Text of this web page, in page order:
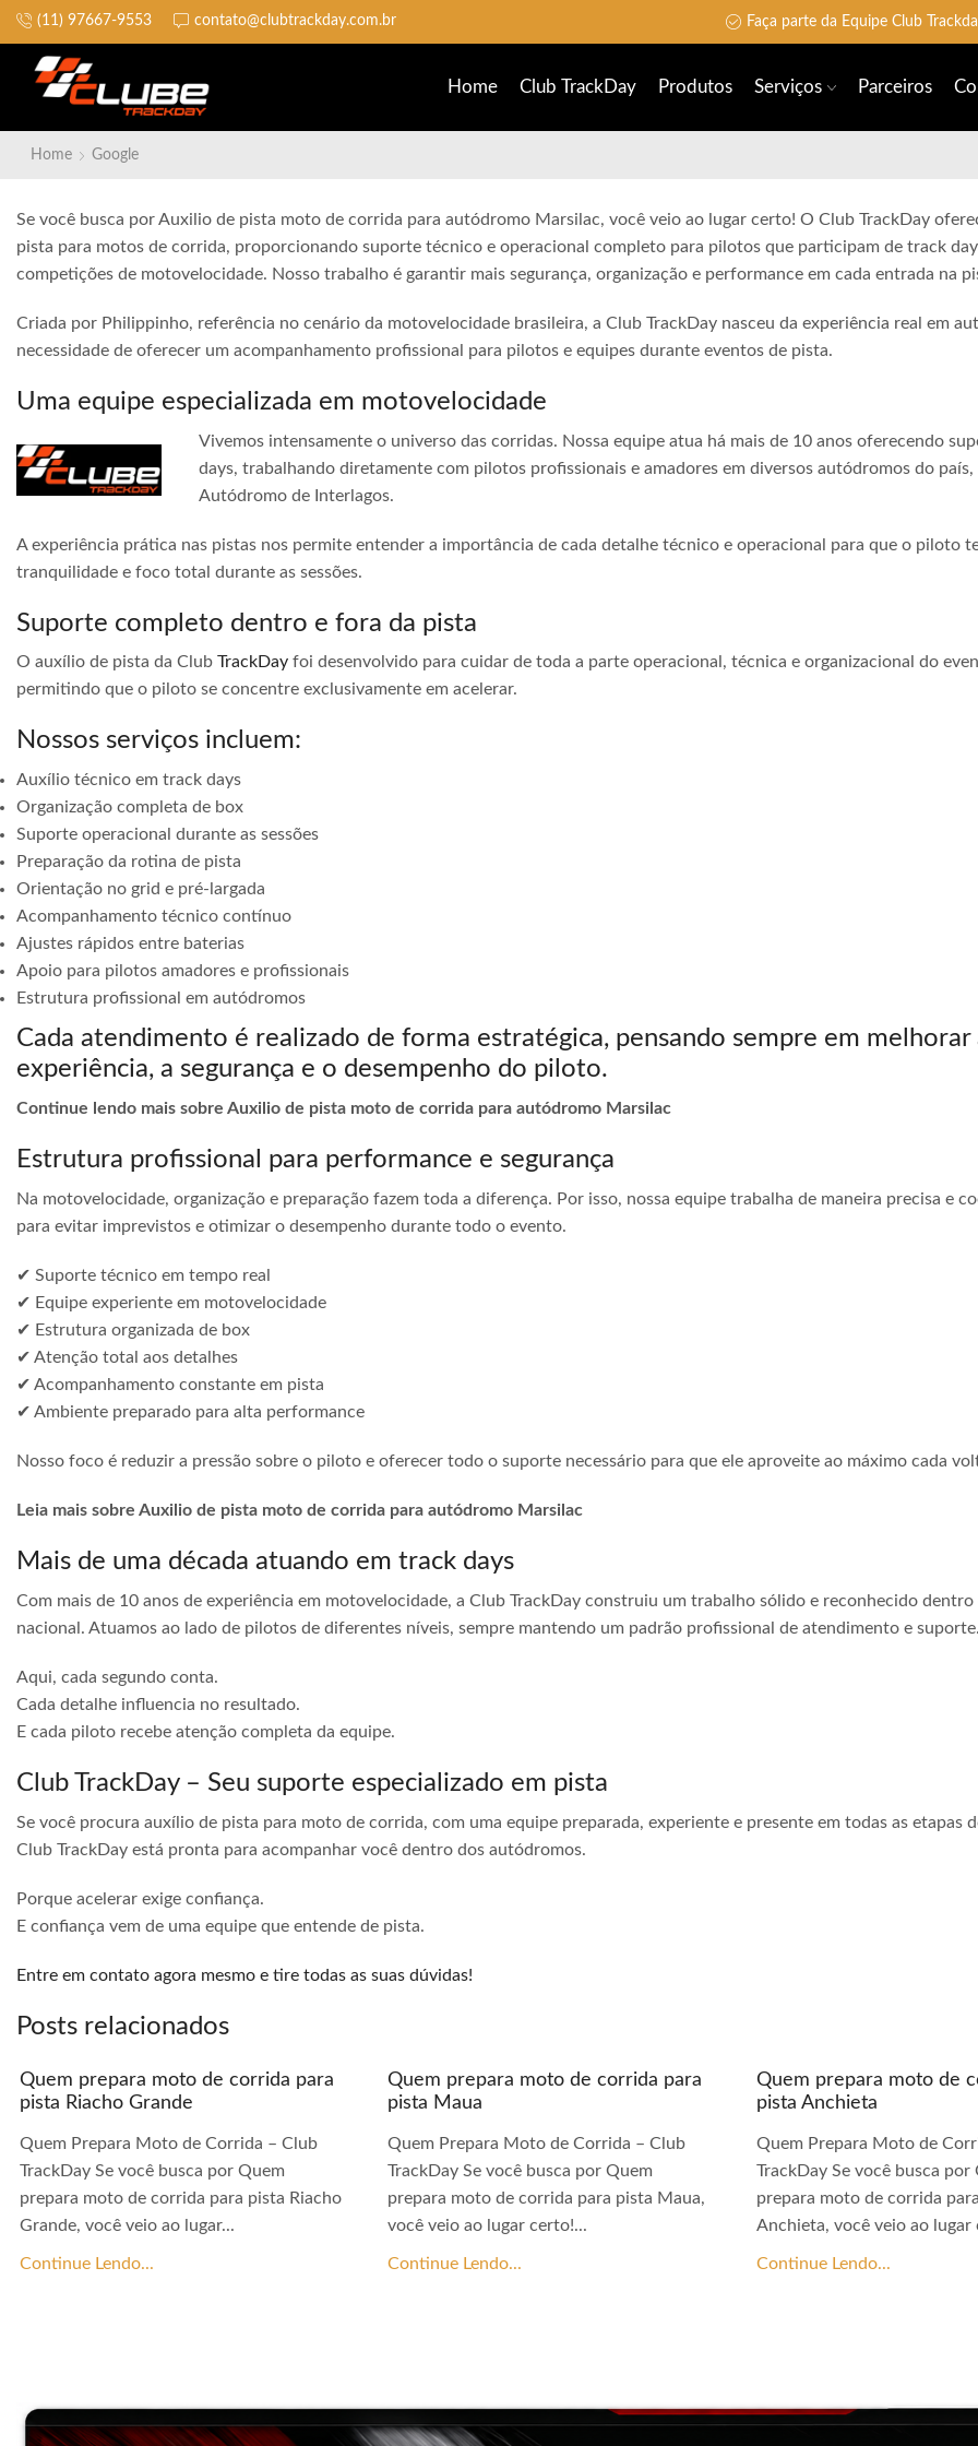
(11) 97667-9553 contato@clubtrackday.com.br
Não perca a largada Faça parte da Equipe Club
Home Club TrackDay Produtos Serviços Parceiros
Home Google
Se você busca por Auxilio de pista moto de corrida para autódromo Marsilac, você veio ao lugar certo! O Club TrackDay
pista para motos de corrida, proporcionando suporte técnico e operacional completo para pilotos que participam de track
competições de motovelocidade. Nosso trabalho é garantir mais segurança, organização e performance em cada entrada na
Criada por Philippinho, referência no cenário da motovelocidade brasileira, a Club TrackDay nasceu da experiência real em
necessidade de oferecer um acompanhamento profissional para pilotos e equipes durante eventos de pista.
Uma equipe especializada em motovelocidade
Vivemos intensamente o universo das corridas. Nossa equipe atua há mais de 10 anos oferecendo
days, trabalhando diretamente com pilotos profissionais e amadores em diversos autódromos do
Autódromo de Interlagos.
A experiência prática nas pistas nos permite entender a importância de cada detalhe técnico e operacional para que o piloto
tranquilidade e foco total durante as sessões.
Suporte completo dentro e fora da pista
O auxílio de pista da Club TrackDay foi desenvolvido para cuidar de toda a parte operacional, técnica e organizacional do
permitindo que o piloto se concentre exclusivamente em acelerar.
Nossos serviços incluem:
Auxílio técnico em track days
Organização completa de box
Suporte operacional durante as sessões
Preparação da rotina de pista
Orientação no grid e pré-largada
Acompanhamento técnico contínuo
Ajustes rápidos entre baterias
Apoio para pilotos amadores e profissionais
Estrutura profissional em autódromos
Cada atendimento é realizado de forma estratégica, pensando sempre em melhorar
experiência, a segurança e o desempenho do piloto.
Continue lendo mais sobre Auxilio de pista moto de corrida para autódromo Marsilac
Estrutura profissional para performance e segurança
Na motovelocidade, organização e preparação fazem toda a diferença. Por isso, nossa equipe trabalha de maneira precisa e
para evitar imprevistos e otimizar o desempenho durante todo o evento.
✔ Suporte técnico em tempo real
✔ Equipe experiente em motovelocidade
✔ Estrutura organizada de box
✔ Atenção total aos detalhes
✔ Acompanhamento constante em pista
✔ Ambiente preparado para alta performance
Nosso foco é reduzir a pressão sobre o piloto e oferecer todo o suporte necessário para que ele aproveite ao máximo cada
Leia mais sobre Auxilio de pista moto de corrida para autódromo Marsilac
Mais de uma década atuando em track days
Com mais de 10 anos de experiência em motovelocidade, a Club TrackDay construiu um trabalho sólido e reconhecido
nacional. Atuamos ao lado de pilotos de diferentes níveis, sempre mantendo um padrão profissional de atendimento e suporte.
Aqui, cada segundo conta.
Cada detalhe influencia no resultado.
E cada piloto recebe atenção completa da equipe.
Club TrackDay – Seu suporte especializado em pista
Se você procura auxílio de pista para moto de corrida, com uma equipe preparada, experiente e presente em todas as etapas
Club TrackDay está pronta para acompanhar você dentro dos autódromos.
Porque acelerar exige confiança.
E confiança vem de uma equipe que entende de pista.
Entre em contato agora mesmo e tire todas as suas dúvidas!
Posts relacionados
Quem prepara moto de corrida para
pista Riacho Grande
Quem Prepara Moto de Corrida – Club
TrackDay Se você busca por Quem
prepara moto de corrida para pista Riacho
Grande, você veio ao lugar...
Continue Lendo...
Quem prepara moto de corrida para
pista Maua
Quem Prepara Moto de Corrida – Club
TrackDay Se você busca por Quem
prepara moto de corrida para pista Maua,
você veio ao lugar certo!...
Continue Lendo...
Quem prepara moto de
pista Anchieta
Quem Prepara Moto de
TrackDay Se você busca por
prepara moto de corrida
Anchieta, você veio ao lugar
Continue Lendo...